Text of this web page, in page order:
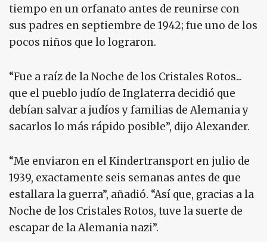
tiempo en un orfanato antes de reunirse con
sus padres en septiembre de 1942; fue uno de los
pocos niños que lo lograron.
“Fue a raíz de la Noche de los Cristales Rotos...
que el pueblo judío de Inglaterra decidió que
debían salvar a judíos y familias de Alemania y
sacarlos lo más rápido posible”, dijo Alexander.
“Me enviaron en el Kindertransport en julio de
1939, exactamente seis semanas antes de que
estallara la guerra”, añadió. “Así que, gracias a la
Noche de los Cristales Rotos, tuve la suerte de
escapar de la Alemania nazi”.